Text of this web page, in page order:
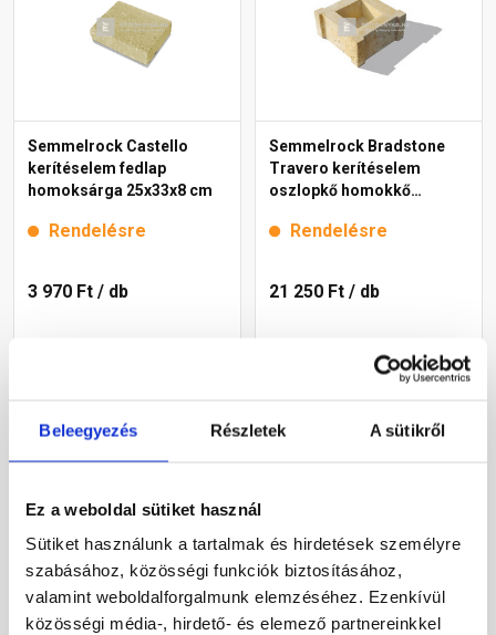
Beleegyezés Részletek A sütikről
Ez a weboldal sütiket használ
Sütiket használunk a tartalmak és hirdetések személyre
szabásához, közösségi funkciók biztosításához,
valamint weboldalforgalmunk elemzéséhez. Ezenkívül
közösségi média-, hirdető- és elemező partnereinkkel
Semmelrock Castello
kerítéselem fedlap
homoksárga 25x33x8 cm
Rendelésre
3 970 Ft / db
Semmelrock Bradstone
Travero kerítéselem
oszlopkő homokkő
Rendelésre
21 250 Ft / db
Megnézem
Semmelrock Bradstone
Leier Castrum